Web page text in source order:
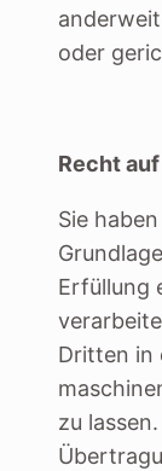
oder
Recht
Sie
Erfüllung
Dritten in
zu